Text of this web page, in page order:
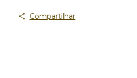
Compartilhar